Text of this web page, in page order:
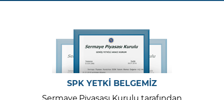
SPK YETKİ BELGEMİZ
Sermaye Piyasası Kurulu tarafından